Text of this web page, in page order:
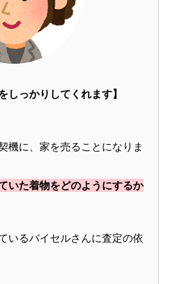
しっかりしてくれます】
機に、家を売ることになりま
いた着物をどのようにするか
いるバイセルさんに査定の依